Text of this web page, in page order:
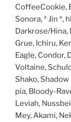
CoffeeCookie,
Sonora, * Jin *,
Darkrose/Hina,
Grue, Ichiru,
Eagle, Condor,
Voltaine,
Shako,
pia, Bloody-
Leviah,
Mey, Akami,